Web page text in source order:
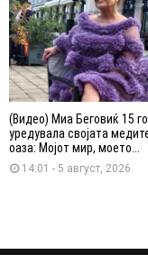
(Видео) Миа Беговиќ 15
уредувала својата
оаза: Мојот мир, моето...
14:01 - 5 август, 2026